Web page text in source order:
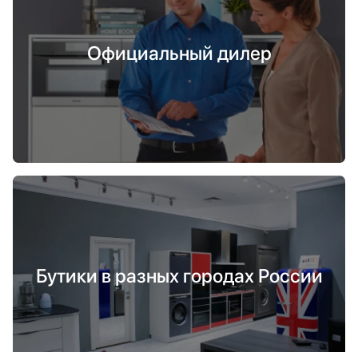
Официальный дилер
Бутики в разных городах России